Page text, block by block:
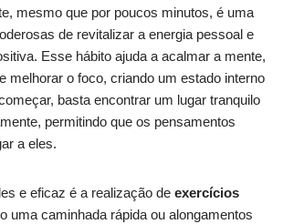
mesmo que por poucos minutos, é uma
de revitalizar a energia pessoal e
Esse hábito ajuda a acalmar a mente,
melhorar o foco, criando um estado interno
basta encontrar um lugar tranquilo
permitindo que os pensamentos
a eles.
e eficaz é a realização de exercícios
uma caminhada rápida ou alongamentos